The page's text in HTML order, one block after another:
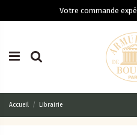
Votre commande
Accueil Librairie